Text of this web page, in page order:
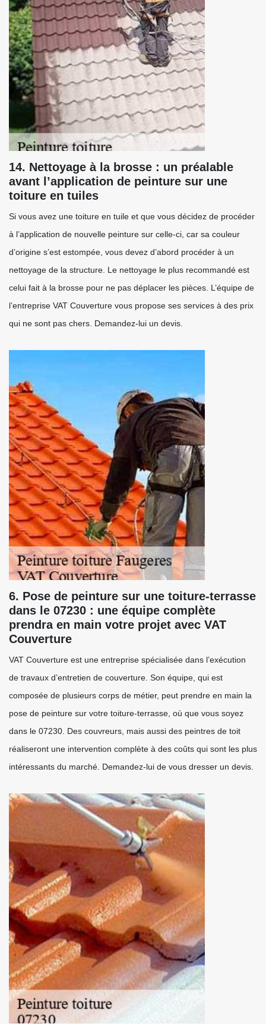
14. Nettoyage à la brosse : un préalable
avant l’application de peinture sur une
toiture en tuiles
Si vous avez une toiture en tuile et que vous décidez de procéder
à l’application de nouvelle peinture sur celle-ci, car sa couleur
d’origine s’est estompée, vous devez d’abord procéder à un
nettoyage de la structure. Le nettoyage le plus recommandé est
celui fait à la brosse pour ne pas déplacer les pièces. L’équipe de
l’entreprise VAT Couverture vous propose ses services à des prix
qui ne sont pas chers. Demandez-lui un devis.
6. Pose de peinture sur une toiture-terrasse
dans le 07230 : une équipe complète
prendra en main votre projet avec VAT
Couverture
VAT Couverture est une entreprise spécialisée dans l’exécution
de travaux d’entretien de couverture. Son équipe, qui est
composée de plusieurs corps de métier, peut prendre en main la
pose de peinture sur votre toiture-terrasse, où que vous soyez
dans le 07230. Des couvreurs, mais aussi des peintres de toit
réaliseront une intervention complète à des coûts qui sont les plus
intéressants du marché. Demandez-lui de vous dresser un devis.